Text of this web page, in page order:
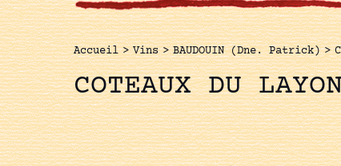
Accueil > Vins > BAUDOUIN (Dne. Patrick) >
COTEAUX DU